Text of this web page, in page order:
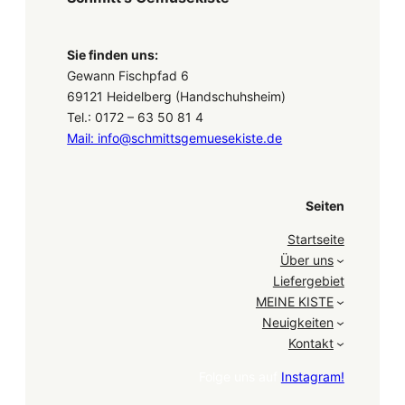
Sie finden uns:
Gewann Fischpfad 6
69121 Heidelberg (Handschuhsheim)
Tel.: 0172 – 63 50 81 4
Mail: info@schmittsgemuesekiste.de
Seiten
Startseite
Über uns
Liefergebiet
MEINE KISTE
Neuigkeiten
Kontakt
Instagram!